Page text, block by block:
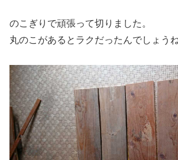
のこぎりで頑張って切りました。
丸のこがあるとラクだったんでしょうね